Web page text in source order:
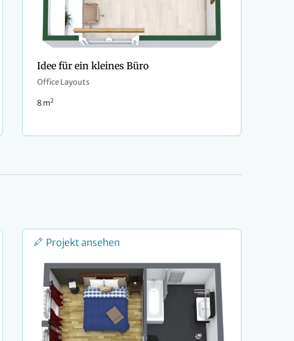
Idee für ein kleines Büro
Office Layouts
8 m2
Projekt ansehen